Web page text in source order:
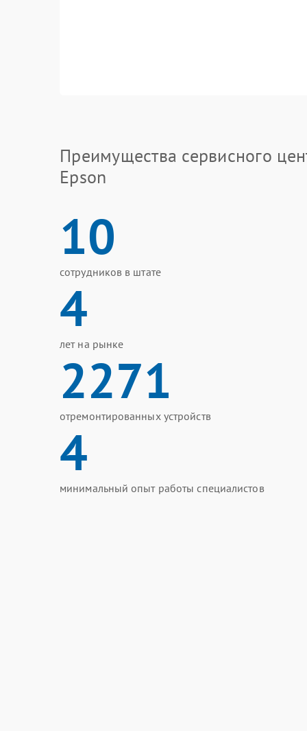
Преимущества сервисного
Epson
10
сотрудников в штате
4
лет на рынке
2271
отремонтированных устройств
4
минимальный опыт работы специалистов